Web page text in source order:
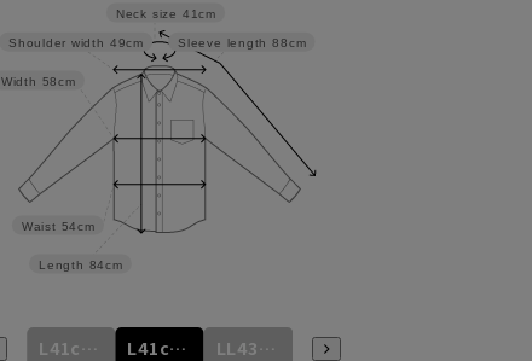
Sleeve length 88cm
Neck size 41cm
Length 84cm
Waist 54cm
Width 58cm
Shoulder width 49cm
L41cm/86cm L41cm/88cm LL43cm/82cm